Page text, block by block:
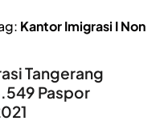
Kantor Imigrasi I Non
Tangerang
Paspor